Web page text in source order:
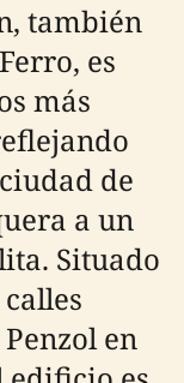
también
es
más
de
a un
Situado
en